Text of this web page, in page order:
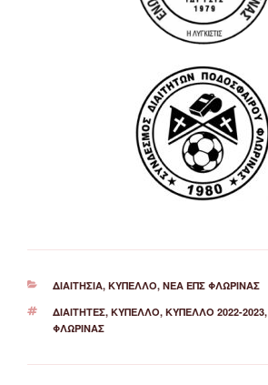
ΚΑΤΗΓΟΡΊΕΣ
ΔΙΑΙΤΗΣΊΑ, ΚΎΠΕΛΛΟ, ΝΈΑ ΕΠΣ ΦΛΏΡΙΝΑΣ
ΕΤΙΚΈΤΕΣ
ΔΙΑΙΤΗΤΈΣ, ΚΎΠΕΛΛΟ, ΚΎΠΕΛΛΟ 2022-2023,
ΦΛΏΡΙΝΑΣ